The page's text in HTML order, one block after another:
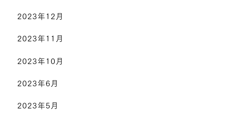
2023年12月
2023年11月
2023年10月
2023年6月
2023年5月